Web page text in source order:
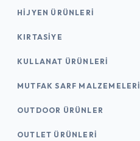
HIJYEN ÜRÜNLERI
KIRTASİYE
KULLANAT ÜRÜNLERI
MUTFAK SARF MALZEMELERI
OUTDOOR ÜRÜNLER
OUTLET ÜRÜNLERI